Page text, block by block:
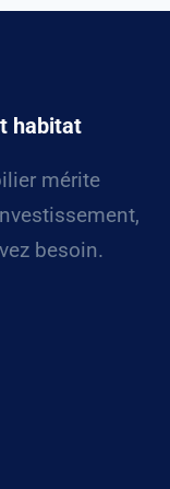
habitat
mérite
besoin.